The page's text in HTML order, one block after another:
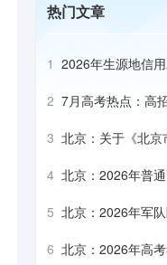
热门文章
1 2026年生源地信
2 7月高考热点：高
3 北京：关于《北
4 北京：2026年普
5 北京：2026年军
6 北京：2026年高